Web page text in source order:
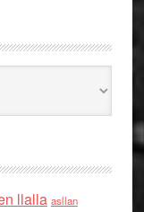
llalla asllan